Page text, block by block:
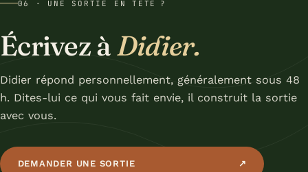
06 · UNE SORTIE EN TÊTE ?
Écrivez àDidier.
Didier répond personnellement, généralement sous 48
h. Dites-lui ce qui vous fait envie, il construit la sortie
avec vous.
DEMANDER UNE SORTIE ↗